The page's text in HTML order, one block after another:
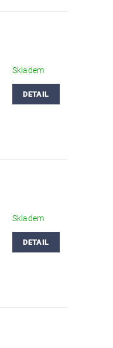
Skladem
DETAIL
Skladem
DETAIL